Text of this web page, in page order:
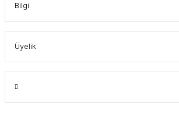
Bilgi
Üyelik